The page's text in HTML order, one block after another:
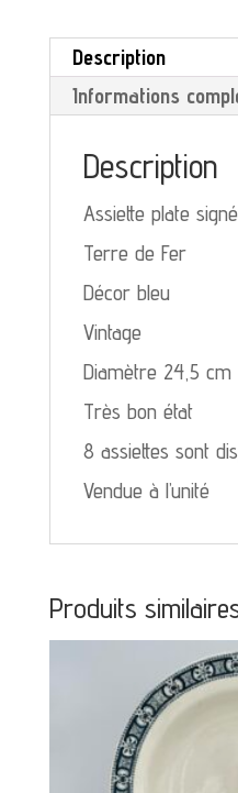
Damier
Terre
de
Description
Informations
Description
Assiette plate
Terre de Fer
Décor bleu
Vintage
Diamètre 24,5 cm
Très bon état
8 assiettes sont
Vendue à l’unité
Produits